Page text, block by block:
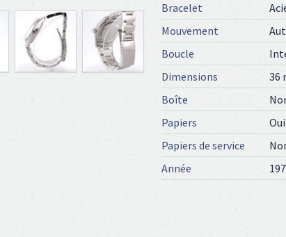
Bracelet
Mouvement
Boucle
Dimensions
36
Boîte
Papiers
Oui
Papiers de service
Année